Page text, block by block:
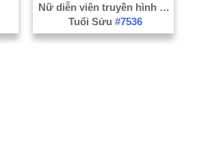
Nữ diễn viên truyền hình
#3926
Tuổi Sửu #7536